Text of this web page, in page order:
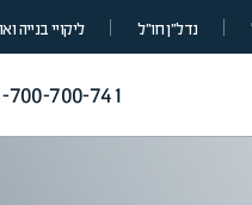
נדל״ן חו״ל ליקויי בנייה
700-700-741